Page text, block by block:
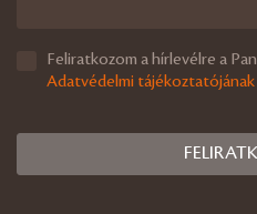
Feliratkozom a hírlevélre a
Adatvédelmi tájékoztatójának